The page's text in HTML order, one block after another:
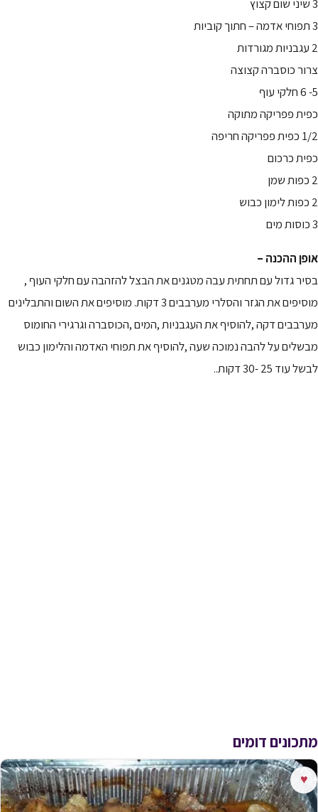
3 שיני שום קצוץ
3 תפוחי אדמה – חתוך קוביות
2 עגבניות מגורדות
צרור כוסברה קצוצה
5- 6 חלקי עוף
כפית פפריקה מתוקה
1/2 כפית פפריקה חריפה
כפית כרכום
2 כפות שמן
2 כפות לימון כבוש
3 כוסות מים
אופן ההכנה –
בסיר גדול עם תחתית עבה מטגנים את הבצל להזהבה עם חלקי העוף ,
מוסיפים את הגזר והסלרי מערבבים 3 דקות. מוסיפים את השום והתבלינים
מערבבים דקה ,להוסיף את העגבניות ,המים ,הכוסברה וגרגירי החומוס
מבשלים על להבה נמוכה שעה ,להוסיף את תפוחי האדמה והלימון כבוש
לבשל עוד 25 -30 דקות..
מתכונים דומים
♥